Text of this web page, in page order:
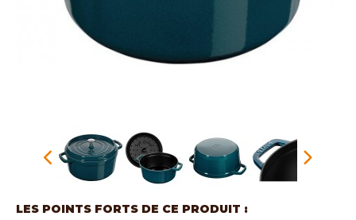
LES POINTS FORTS DE CE PRODUIT :